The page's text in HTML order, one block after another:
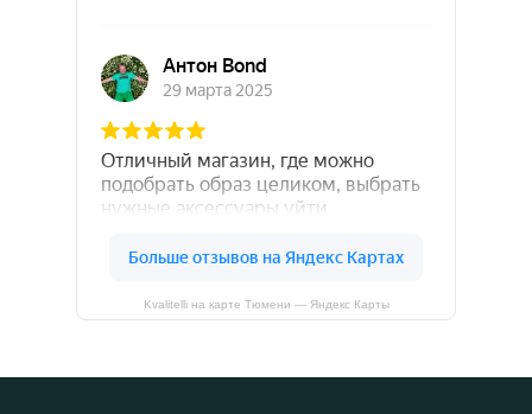
Kvalitelli на карте Тюмени — Яндекс Карты